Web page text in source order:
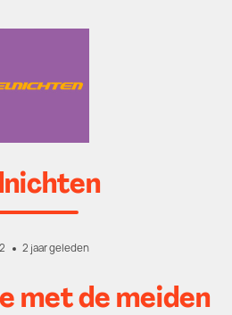
2 jaar geleden
met de meiden